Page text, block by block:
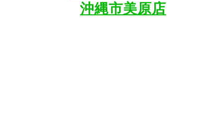
沖縄市美原店